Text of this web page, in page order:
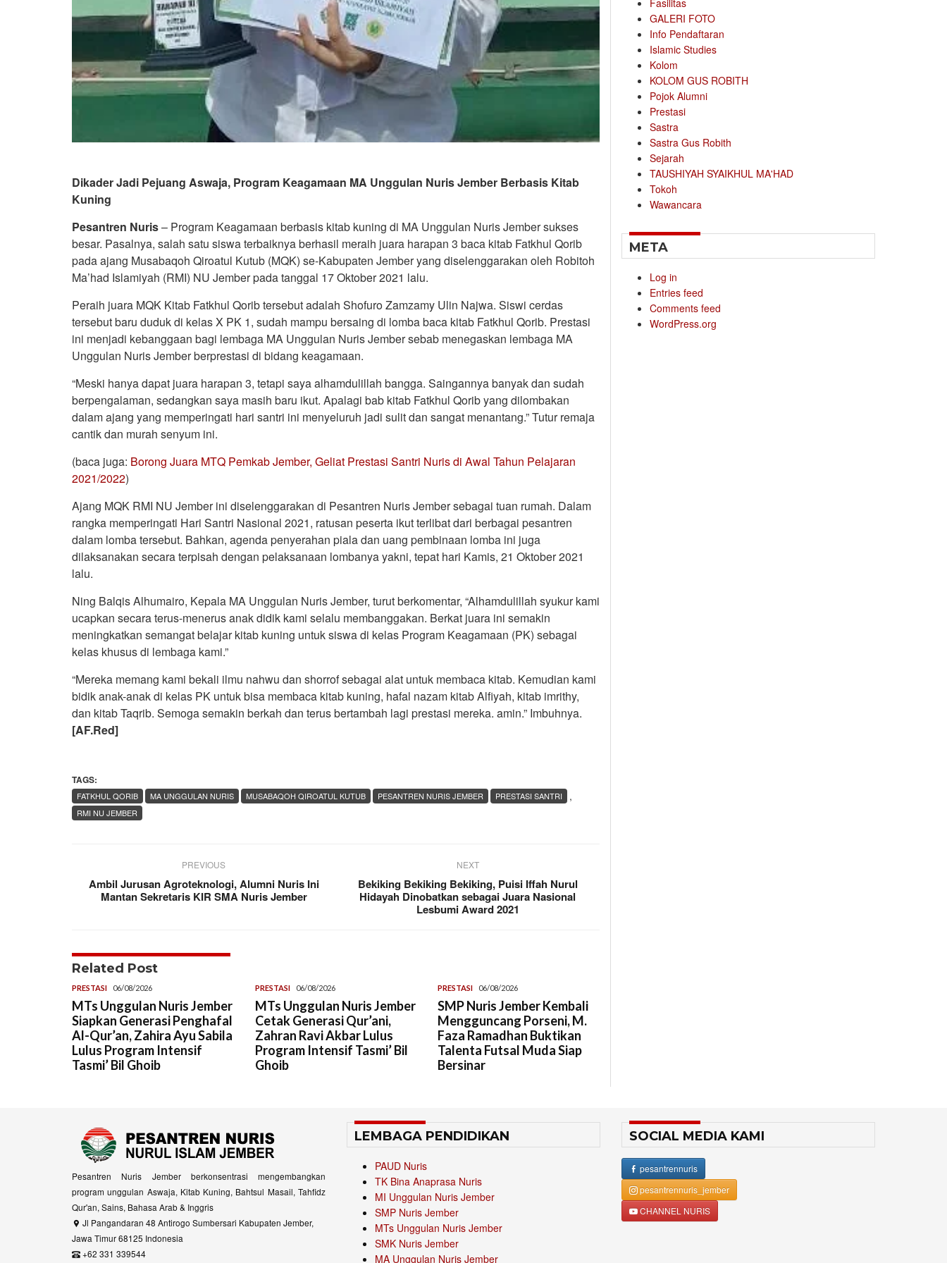
Dikader Jadi Pejuang Aswaja, Program Keagamaan MA Unggulan Nuris Jember Berbasis Kitab
Kuning
Pesantren Nuris– Program Keagamaan berbasis kitab kuning di MA Unggulan Nuris Jember sukses
besar. Pasalnya, salah satu siswa terbaiknya berhasil meraih juara harapan 3 baca kitab Fatkhul Qorib
pada ajang Musabaqoh Qiroatul Kutub (MQK) se-Kabupaten Jember yang diselenggarakan oleh Robitoh
Ma’had Islamiyah (RMI) NU Jember pada tanggal 17 Oktober 2021 lalu.
Peraih juara MQK Kitab Fatkhul Qorib tersebut adalah Shofuro Zamzamy Ulin Najwa. Siswi cerdas
tersebut baru duduk di kelas X PK 1, sudah mampu bersaing di lomba baca kitab Fatkhul Qorib. Prestasi
ini menjadi kebanggaan bagi lembaga MA Unggulan Nuris Jember sebab menegaskan lembaga MA
Unggulan Nuris Jember berprestasi di bidang keagamaan.
“Meski hanya dapat juara harapan 3, tetapi saya alhamdulillah bangga. Saingannya banyak dan sudah
berpengalaman, sedangkan saya masih baru ikut. Apalagi bab kitab Fatkhul Qorib yang dilombakan
dalam ajang yang memperingati hari santri ini menyeluruh jadi sulit dan sangat menantang.” Tutur remaja
cantik dan murah senyum ini.
(baca juga: Borong Juara MTQ Pemkab Jember, Geliat Prestasi Santri Nuris di Awal Tahun Pelajaran
2021/2022)
Ajang MQK RMI NU Jember ini diselenggarakan di Pesantren Nuris Jember sebagai tuan rumah. Dalam
rangka memperingati Hari Santri Nasional 2021, ratusan peserta ikut terlibat dari berbagai pesantren
dalam lomba tersebut. Bahkan, agenda penyerahan piala dan uang pembinaan lomba ini juga
dilaksanakan secara terpisah dengan pelaksanaan lombanya yakni, tepat hari Kamis, 21 Oktober 2021
lalu.
Ning Balqis Alhumairo, Kepala MA Unggulan Nuris Jember, turut berkomentar, “Alhamdulillah syukur kami
ucapkan secara terus-menerus anak didik kami selalu membanggakan. Berkat juara ini semakin
meningkatkan semangat belajar kitab kuning untuk siswa di kelas Program Keagamaan (PK) sebagai
kelas khusus di lembaga kami.”
“Mereka memang kami bekali ilmu nahwu dan shorrof sebagai alat untuk membaca kitab. Kemudian kami
bidik anak-anak di kelas PK untuk bisa membaca kitab kuning, hafal nazam kitab Alfiyah, kitab imrithy,
dan kitab Taqrib. Semoga semakin berkah dan terus bertambah lagi prestasi mereka. amin.” Imbuhnya.
[AF.Red]
TAGS:
,
FATKHUL QORIB MA UNGGULAN NURIS MUSABAQOH QIROATUL KUTUB PESANTREN NURIS JEMBER
PRESTASI SANTRI
RMI NU JEMBER
PREVIOUS
Ambil Jurusan Agroteknologi, Alumni Nuris Ini
Mantan Sekretaris KIR SMA Nuris Jember
NEXT
Bekiking Bekiking Bekiking, Puisi Iffah Nurul
Hidayah Dinobatkan sebagai Juara Nasional
Lesbumi Award 2021
Related Post
PRESTASI 06/08/2026
MTs Unggulan Nuris Jember
Siapkan Generasi Penghafal
Al-Qur’an, Zahira Ayu Sabila
Lulus Program Intensif
Tasmi’ Bil Ghoib
PRESTASI 06/08/2026
MTs Unggulan Nuris Jember
Cetak Generasi Qur’ani,
Zahran Ravi Akbar Lulus
Program Intensif Tasmi’ Bil
Ghoib
PRESTASI 06/08/2026
SMP Nuris Jember Kembali
Mengguncang Porseni, M.
Faza Ramadhan Buktikan
Talenta Futsal Muda Siap
Bersinar
Fasilitas
GALERI FOTO
Info Pendaftaran
Islamic Studies
Kolom
KOLOM GUS ROBITH
Pojok Alumni
Prestasi
Sastra
Sastra Gus Robith
Sejarah
TAUSHIYAH SYAIKHUL MA'HAD
Tokoh
Wawancara
META
Log in
Entries feed
Comments feed
WordPress.org
Pesantren Nuris Jember berkonsentrasi mengembangkan
program unggulan Aswaja, Kitab Kuning, Bahtsul Masail, Tahfidz
Qur'an, Sains, Bahasa Arab & Inggris
Jl Pangandaran 48 Antirogo Sumbersari Kabupaten Jember,
Jawa Timur 68125 Indonesia
+62 331 339544
LEMBAGA PENDIDIKAN
PAUD Nuris
TK Bina Anaprasa Nuris
MI Unggulan Nuris Jember
SMP Nuris Jember
MTs Unggulan Nuris Jember
SMK Nuris Jember
MA Unggulan Nuris Jember
SOCIAL MEDIA KAMI
pesantrennuris
pesantrennuris_jember
CHANNEL NURIS